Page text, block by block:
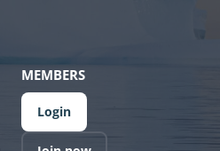
MEMBERS
Login